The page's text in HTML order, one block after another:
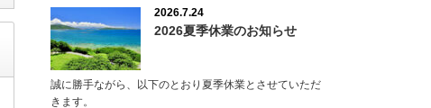
2026.7.24
2026夏季休業のお知らせ
誠に勝手ながら、以下のとおり夏季休業とさせていただ
きます。